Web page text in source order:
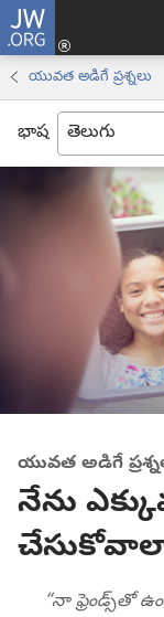
JW.ORG
యువత అడిగే ప్రశ్నలు
భాష
యువత అడిగే
నేను
“నా ఫ్రెండ్స్‌తో